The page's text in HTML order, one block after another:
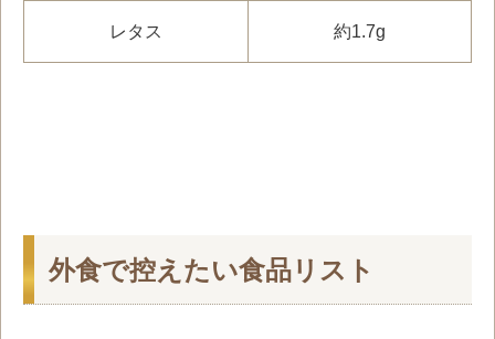
レタス 約1.7g
外食で控えたい食品リスト